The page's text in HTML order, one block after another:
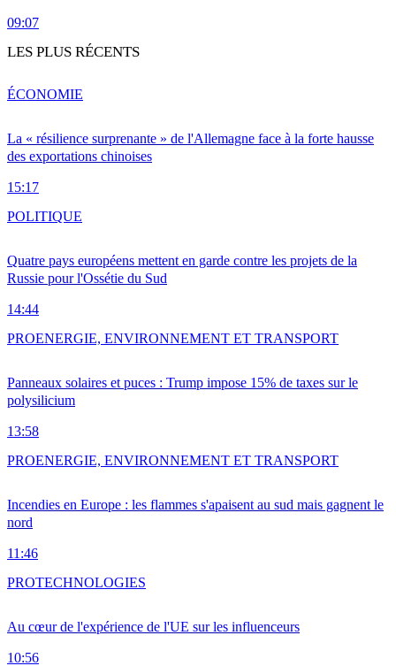
09:07
LES PLUS RÉCENTS
La « résilience surprenante » de l'Allemagne face à la forte hausse
des exportations chinoises
15:17
ÉCONOMIE
Quatre pays européens mettent en garde contre les projets de la
Russie pour l'Ossétie du Sud
14:44
POLITIQUE
Panneaux solaires et puces : Trump impose 15% de taxes sur le
polysilicium
13:58
PROENERGIE, ENVIRONNEMENT ET TRANSPORT
Incendies en Europe : les flammes s'apaisent au sud mais gagnent le
nord
11:46
PROENERGIE, ENVIRONNEMENT ET TRANSPORT
Au cœur de l'expérience de l'UE sur les influenceurs
10:56
PROTECHNOLOGIES